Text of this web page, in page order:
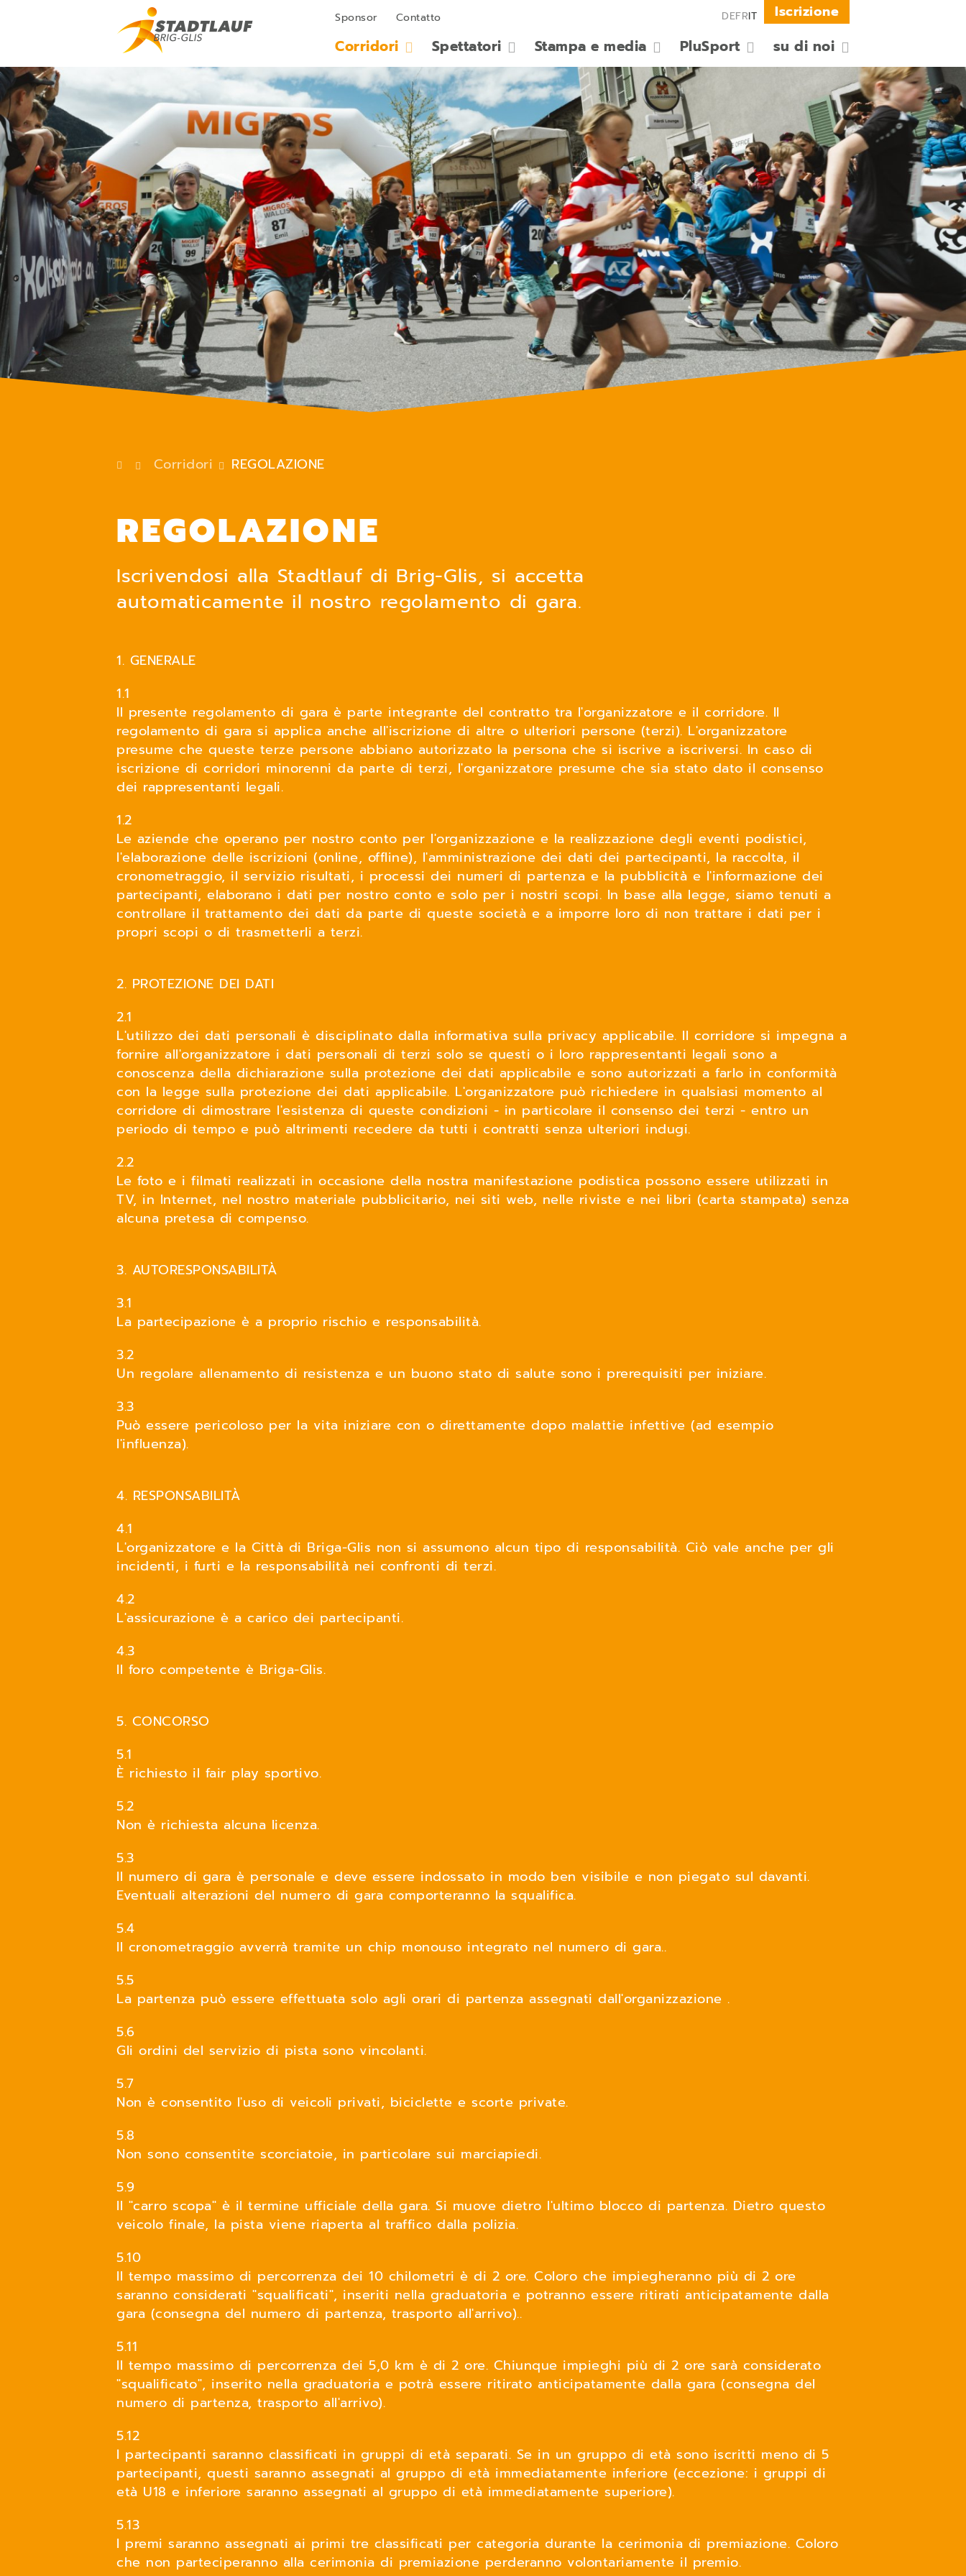
Sponsor Contatto DEFRIT Iscrizione
Corridori Spettatori Stampa e media PluSport su di noi
Corridori REGOLAZIONE
REGOLAZIONE
Iscrivendosi alla Stadtlauf di Brig-Glis, si accetta
automaticamente il nostro regolamento di gara.
1. GENERALE
1.1
Il presente regolamento di gara è parte integrante del contratto tra l'organizzatore e il corridore. Il
regolamento di gara si applica anche all'iscrizione di altre o ulteriori persone (terzi). L'organizzatore
presume che queste terze persone abbiano autorizzato la persona che si iscrive a iscriversi. In caso di
iscrizione di corridori minorenni da parte di terzi, l'organizzatore presume che sia stato dato il consenso
dei rappresentanti legali.
1.2
Le aziende che operano per nostro conto per l'organizzazione e la realizzazione degli eventi podistici,
l'elaborazione delle iscrizioni (online, offline), l'amministrazione dei dati dei partecipanti, la raccolta, il
cronometraggio, il servizio risultati, i processi dei numeri di partenza e la pubblicità e l'informazione dei
partecipanti, elaborano i dati per nostro conto e solo per i nostri scopi. In base alla legge, siamo tenuti a
controllare il trattamento dei dati da parte di queste società e a imporre loro di non trattare i dati per i
propri scopi o di trasmetterli a terzi.
2. PROTEZIONE DEI DATI
2.1
L'utilizzo dei dati personali è disciplinato dalla informativa sulla privacy applicabile. Il corridore si impegna a
fornire all'organizzatore i dati personali di terzi solo se questi o i loro rappresentanti legali sono a
conoscenza della dichiarazione sulla protezione dei dati applicabile e sono autorizzati a farlo in conformità
con la legge sulla protezione dei dati applicabile. L'organizzatore può richiedere in qualsiasi momento al
corridore di dimostrare l'esistenza di queste condizioni - in particolare il consenso dei terzi - entro un
periodo di tempo e può altrimenti recedere da tutti i contratti senza ulteriori indugi.
2.2
Le foto e i filmati realizzati in occasione della nostra manifestazione podistica possono essere utilizzati in
TV, in Internet, nel nostro materiale pubblicitario, nei siti web, nelle riviste e nei libri (carta stampata) senza
alcuna pretesa di compenso.
3. AUTORESPONSABILITÀ
3.1
La partecipazione è a proprio rischio e responsabilità.
3.2
Un regolare allenamento di resistenza e un buono stato di salute sono i prerequisiti per iniziare.
3.3
Può essere pericoloso per la vita iniziare con o direttamente dopo malattie infettive (ad esempio
l'influenza).
4. RESPONSABILITÀ
4.1
L'organizzatore e la Città di Briga-Glis non si assumono alcun tipo di responsabilità. Ciò vale anche per gli
incidenti, i furti e la responsabilità nei confronti di terzi.
4.2
L'assicurazione è a carico dei partecipanti.
4.3
Il foro competente è Briga-Glis.
5. CONCORSO
5.1
È richiesto il fair play sportivo.
5.2
Non è richiesta alcuna licenza.
5.3
Il numero di gara è personale e deve essere indossato in modo ben visibile e non piegato sul davanti.
Eventuali alterazioni del numero di gara comporteranno la squalifica.
5.4
Il cronometraggio avverrà tramite un chip monouso integrato nel numero di gara..
5.5
La partenza può essere effettuata solo agli orari di partenza assegnati dall'organizzazione .
5.6
Gli ordini del servizio di pista sono vincolanti.
5.7
Non è consentito l'uso di veicoli privati, biciclette e scorte private.
5.8
Non sono consentite scorciatoie, in particolare sui marciapiedi.
5.9
Il "carro scopa" è il termine ufficiale della gara. Si muove dietro l'ultimo blocco di partenza. Dietro questo
veicolo finale, la pista viene riaperta al traffico dalla polizia.
5.10
Il tempo massimo di percorrenza dei 10 chilometri è di 2 ore. Coloro che impiegheranno più di 2 ore
saranno considerati "squalificati", inseriti nella graduatoria e potranno essere ritirati anticipatamente dalla
gara (consegna del numero di partenza, trasporto all'arrivo)..
5.11
Il tempo massimo di percorrenza dei 5,0 km è di 2 ore. Chiunque impieghi più di 2 ore sarà considerato
"squalificato", inserito nella graduatoria e potrà essere ritirato anticipatamente dalla gara (consegna del
numero di partenza, trasporto all'arrivo).
5.12
I partecipanti saranno classificati in gruppi di età separati. Se in un gruppo di età sono iscritti meno di 5
partecipanti, questi saranno assegnati al gruppo di età immediatamente inferiore (eccezione: i gruppi di
età U18 e inferiore saranno assegnati al gruppo di età immediatamente superiore).
5.13
I premi saranno assegnati ai primi tre classificati per categoria durante la cerimonia di premiazione. Coloro
che non parteciperanno alla cerimonia di premiazione perderanno volontariamente il premio.